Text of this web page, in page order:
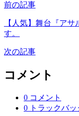
前の記事
【人気】舞台『ア
す。
次の記事
コメント
0 コメント
0 トラックバッ